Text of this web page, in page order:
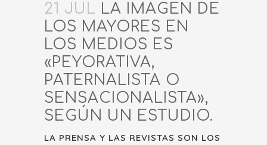
21 JUL LA IMAGEN DE
LOS MAYORES EN
LOS MEDIOS ES
«PEYORATIVA,
PATERNALISTA O
SENSACIONALISTA»,
SEGÚN UN ESTUDIO.
LA PRENSA Y LAS REVISTAS SON LOS